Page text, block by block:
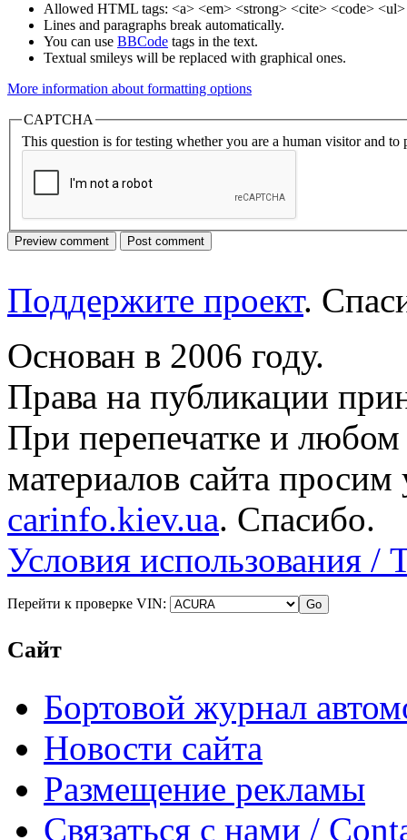
Allowed HTML tags: <a> <em> <strong> <cite> <code>
Lines and paragraphs break automatically.
You can use BBCode tags in the text.
Textual smileys will be replaced with graphical ones.
More information about formatting options
CAPTCHA
This question is for testing whether you are a human visitor and to
Поддержите проект.
Основан в 2006 году.
Права на публикации
При перепечатке и
материалов сайта просим
carinfo.kiev.ua. Спасибо.
Условия использования /
Перейти к проверке VIN:
Сайт
Бортовой журнал
Новости сайта
Размещение рекламы
Связаться с нами /